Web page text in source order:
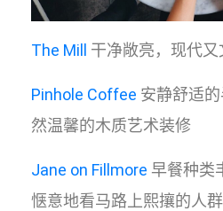
The Mill 干净敞亮，现代
Pinhole Coffee 安静舒适
然温馨的木质艺术装修
Jane on Fillmore 早餐种类
惬意地看马路上熙攘的人群